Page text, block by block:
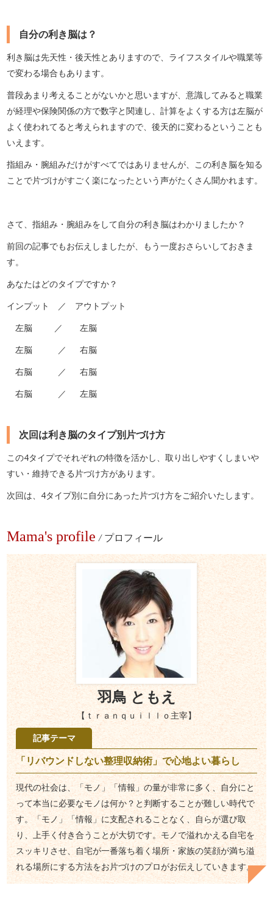
自分の利き脳は？
利き脳は先天性・後天性とありますので、ライフスタイルや職業等
で変わる場合もあります。
普段あまり考えることがないかと思いますが、意識してみると職業
が経理や保険関係の方で数字と関連し、計算をよくする方は左脳が
よく使われてると考えられますので、後天的に変わるということも
いえます。
指組み・腕組みだけがすべてではありませんが、この利き脳を知る
ことで片づけがすごく楽になったという声がたくさん聞かれます。
さて、指組み・腕組みをして自分の利き脳はわかりましたか？
前回の記事でもお伝えしましたが、もう一度おさらいしておきま
す。
あなたはどのタイプですか？
インプット ／ アウトプット
左脳 ／ 左脳
左脳 ／ 右脳
右脳 ／ 右脳
右脳 ／ 左脳
次回は利き脳のタイプ別片づけ方
この4タイプでそれぞれの特徴を活かし、取り出しやすくしまいや
すい・維持できる片づけ方があります。
次回は、4タイプ別に自分にあった片づけ方をご紹介いたします。
Mama's profile / プロフィール
羽鳥 ともえ
【ｔｒａｎｑｕｉｌｌｏ主宰】
記事テーマ
「リバウンドしない整理収納術」で心地よい暮らし
現代の社会は、「モノ」「情報」の量が非常に多く、自分にと
って本当に必要なモノは何か？と判断することが難しい時代で
す。「モノ」「情報」に支配されることなく、自らが選び取
り、上手く付き合うことが大切です。モノで溢れかえる自宅を
スッキリさせ、自宅が一番落ち着く場所・家族の笑顔が満ち溢
れる場所にする方法をお片づけのプロがお伝えしていきます。